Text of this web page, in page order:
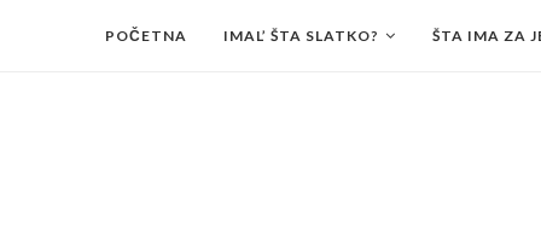
POČETNA IMAL’ ŠTA SLATKO? ŠTA IMA ZA